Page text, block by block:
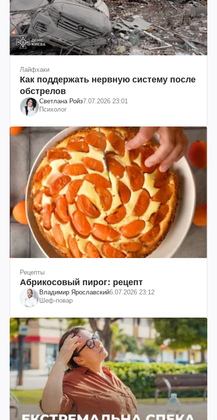
Лайфхаки
Как поддержать нервную систему после
обстрелов
Светлана Ройз7.07.2026 23:01
Психолог
Рецепты
Абрикосовый пирог: рецепт
Владимир Ярославский6.07.2026 23:12
Шеф-повар